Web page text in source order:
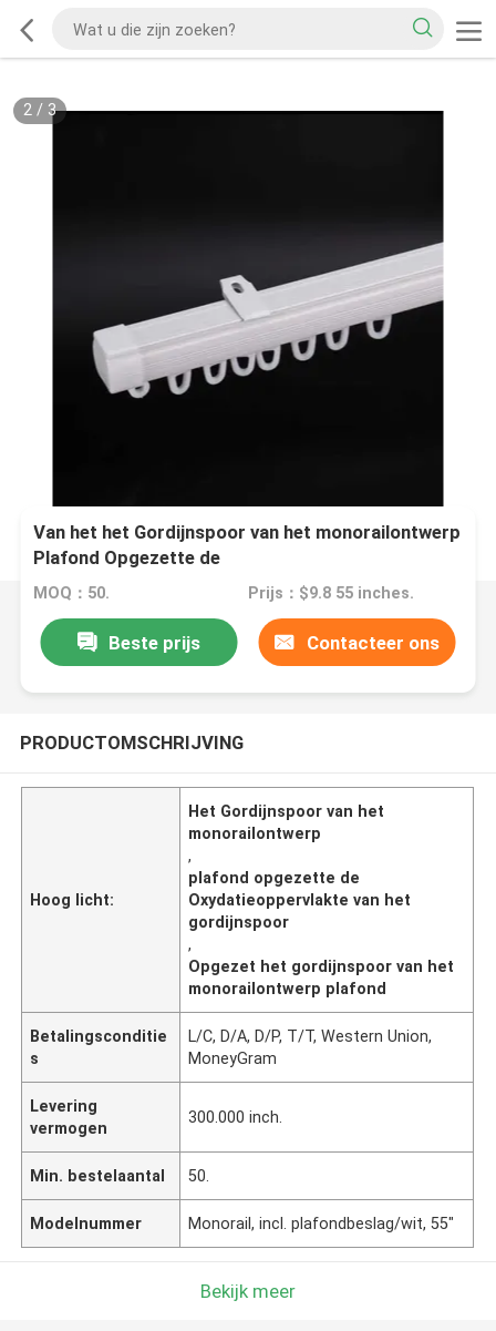
2/ 3
Van het het Gordijnspoor van het monorailontwerp
Plafond Opgezette de
OxydatieOppervlaktebehandeling
MOQ：50. Prijs：$9.8 55 inches.
Beste prijs Contacteer ons
PRODUCTOMSCHRIJVING
Hoog licht:
Het Gordijnspoor van het
monorailontwerp
,
plafond opgezette de
Oxydatieoppervlakte van het
gordijnspoor
,
Opgezet het gordijnspoor van het
monorailontwerp plafond
Betalingsconditie
s
L/C, D/A, D/P, T/T, Western Union,
MoneyGram
Levering
vermogen
300.000 inch.
Min. bestelaantal 50.
Modelnummer Monorail, incl. plafondbeslag/wit, 55"
Bekijk meer